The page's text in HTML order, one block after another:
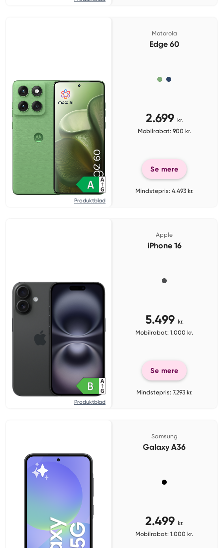
Produktblad
Motorola
Edge 60
2.699 kr.
Mobilrabat: 900 kr.
Se mere
Mindstepris: 4.493 kr.
Produktblad
Apple
iPhone 16
5.499 kr.
Mobilrabat: 1.000 kr.
Se mere
Mindstepris: 7.293 kr.
Samsung
Galaxy A36
2.499 kr.
Mobilrabat: 1.000 kr.